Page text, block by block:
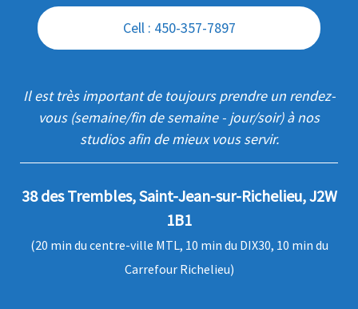
Cell : 450-357-7897
Il est très important de toujours prendre un rendez-
vous (semaine/fin de semaine - jour/soir) à nos
studios afin de mieux vous servir.
38 des Trembles, Saint-Jean-sur-Richelieu, J2W
1B1
(20 min du centre-ville MTL, 10 min du DIX30, 10 min du
Carrefour Richelieu)